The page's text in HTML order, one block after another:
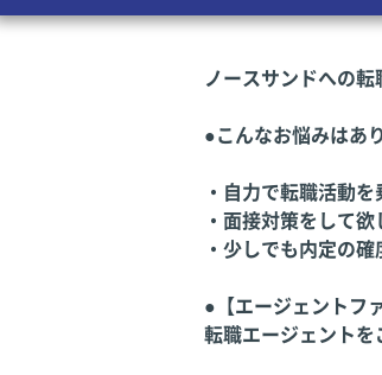
ノースサンドへの
●こんなお悩みはあ
・自力で転職活動
・面接対策をして欲
・少しでも内定の
●【エージェントフ
転職エージェントを